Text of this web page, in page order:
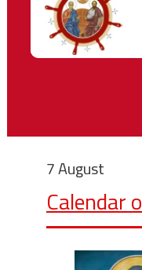
7 August
Calendar